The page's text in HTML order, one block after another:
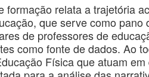
formação relata a trajetória
que serve como
de professores de
como fonte de dados. Ao
Física que atuam